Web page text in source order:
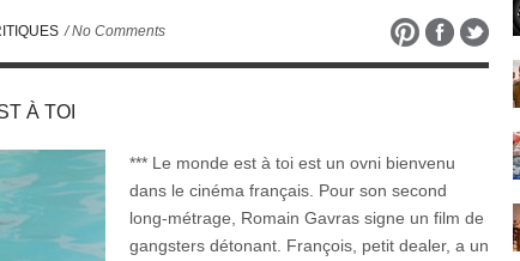
/ No Comments
À TOI
*** Le monde est à toi est un ovni bienvenu
dans le cinéma français. Pour son second
long-métrage, Romain Gavras signe un film de
gangsters détonant. François, petit dealer, a un